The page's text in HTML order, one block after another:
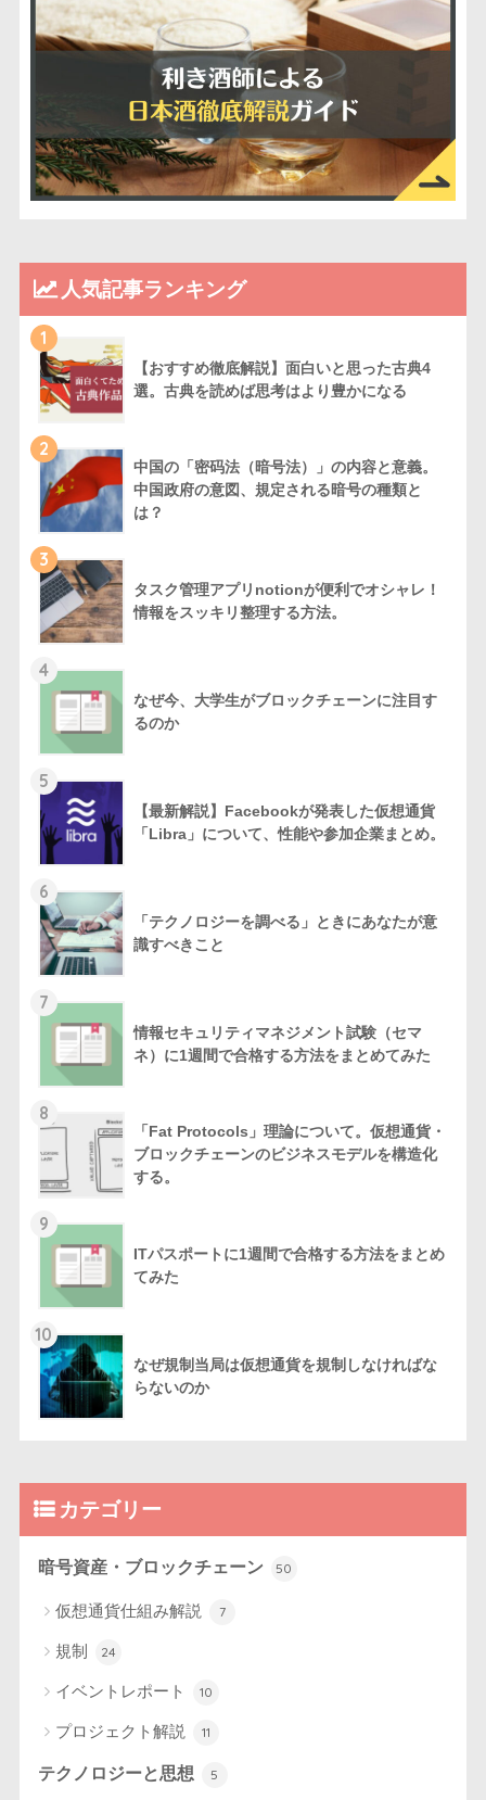
人気記事ランキング
1
【おすすめ徹底解説】面白いと思った古典4
選。古典を読めば思考はより豊かになる
2
中国の「密码法（暗号法）」の内容と意義。
中国政府の意図、規定される暗号の種類と
は？
3
タスク管理アプリnotionが便利でオシャレ！
情報をスッキリ整理する方法。
4
なぜ今、大学生がブロックチェーンに注目す
るのか
5
【最新解説】Facebookが発表した仮想通貨
「Libra」について、性能や参加企業まとめ。
6
「テクノロジーを調べる」ときにあなたが意
識すべきこと
7
情報セキュリティマネジメント試験（セマ
ネ）に1週間で合格する方法をまとめてみた
8
「Fat Protocols」理論について。仮想通貨・
ブロックチェーンのビジネスモデルを構造化
する。
9
ITパスポートに1週間で合格する方法をまとめ
てみた
10
なぜ規制当局は仮想通貨を規制しなければな
らないのか
カテゴリー
暗号資産・ブロックチェーン 50
仮想通貨仕組み解説 7
規制 24
イベントレポート 10
プロジェクト解説 11
テクノロジーと思想 5